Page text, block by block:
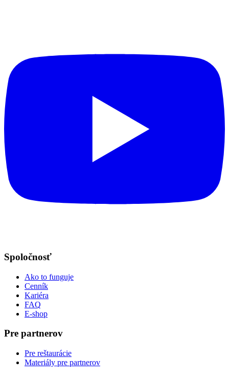
Spoločnosť
Ako to funguje
Cenník
Kariéra
FAQ
E-shop
Pre partnerov
Pre reštaurácie
Materiály pre partnerov